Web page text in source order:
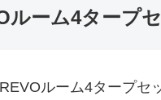
ーム4タープ
ルーム4タープ